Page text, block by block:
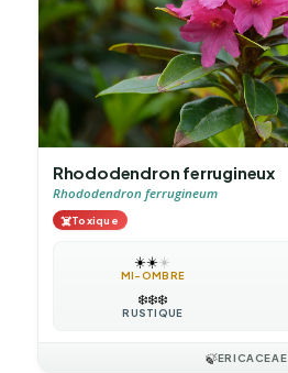
Rhododendron ferrugineux
Rhododendron ferrugineum
☠️Toxique
☀️☀️☀️
MI-OMBRE
❄️❄️❄️
RUSTIQUE
🍃ERICACEAE